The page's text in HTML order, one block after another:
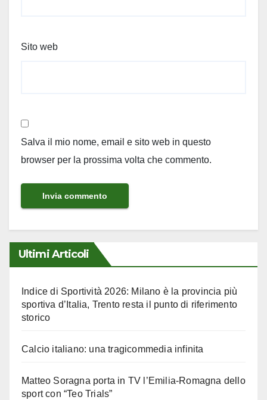
Sito web
Salva il mio nome, email e sito web in questo
browser per la prossima volta che commento.
Ultimi Articoli
Indice di Sportività 2026: Milano è la provincia più
sportiva d’Italia, Trento resta il punto di riferimento
storico
Calcio italiano: una tragicommedia infinita
Matteo Soragna porta in TV l’Emilia-Romagna dello
sport con “Teo Trials”